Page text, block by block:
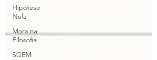
Hipótese
Nula
Mora na
Filosofia
SGEM